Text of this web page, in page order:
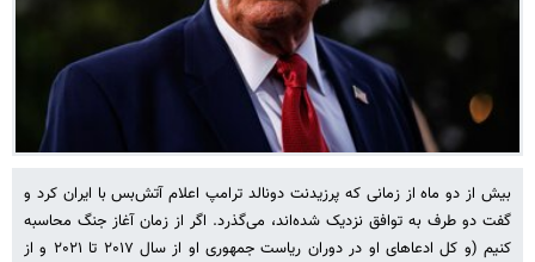
بیش از دو ماه از زمانی که پرزیدنت دونالد ترامپ اعلام آتش‌بس با ایران کرد و
گفت دو طرف به توافق نزدیک شده‌اند، می‌گذرد. اگر از زمان آغاز جنگ محاسبه
کنیم (و کل ادعاهای او در دوران ریاست جمهوری او از سال ۲۰۱۷ تا ۲۰۲۱ و از